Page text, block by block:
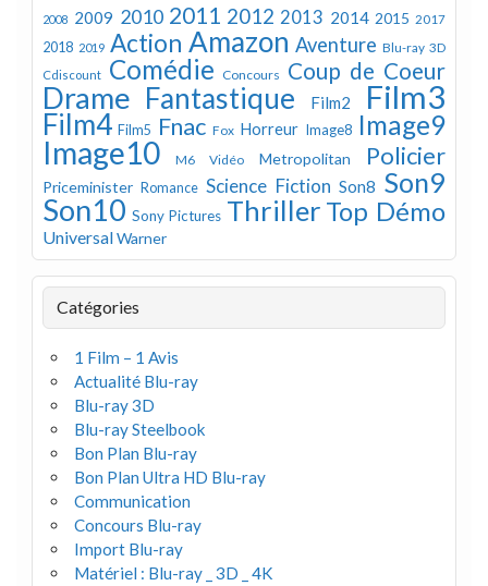
2008 2009 2010 2011 2012 2013 2014 2015 2017
2018 2019 Action Amazon Aventure Blu-ray 3D
Cdiscount Comédie Concours Coup de Coeur
Drame Fantastique Film2 Film3
Film4 Film5 Fnac Fox Horreur Image8 Image9
Image10 M6 Vidéo Metropolitan Policier
Priceminister Romance Science Fiction Son8 Son9
Son10 Sony Pictures Thriller Top Démo
UniversalWarner
Catégories
1 Film – 1 Avis
Actualité Blu-ray
Blu-ray 3D
Blu-ray Steelbook
Bon Plan Blu-ray
Bon Plan Ultra HD Blu-ray
Communication
Concours Blu-ray
Import Blu-ray
Matériel : Blu-ray _ 3D _ 4K